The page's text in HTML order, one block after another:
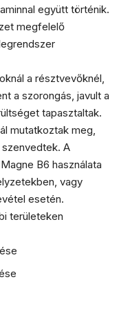
együtt történik.
megfelelő
a résztvevőknél,
a szorongás, javult a
tapasztaltak.
mutatkoztak meg,
szenvedtek. A
B6 használata
vagy
esetén.
területeken